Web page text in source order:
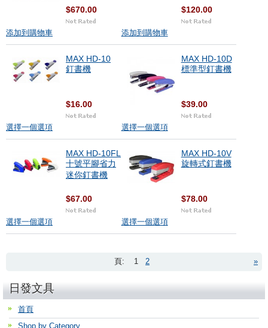
$670.00
添加到購物車
$120.00
添加到購物車
MAX HD-10
釘書機
$16.00
選擇一個選項
MAX HD-10D
標準型釘書機
$39.00
選擇一個選項
MAX HD-10FL
十號平腳省力
迷你釘書機
$67.00
選擇一個選項
MAX HD-10V
旋轉式釘書機
$78.00
選擇一個選項
»
頁: 1 2
日發文具
首頁
Shop by Category